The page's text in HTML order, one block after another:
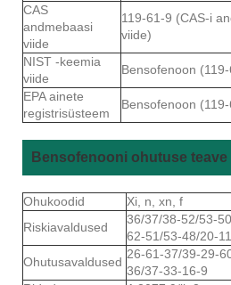
CAS
andmebaasi
viide
119-61-9 (CAS-i
viide)
NIST -keemia
viide
Bensofenoon
EPA ainete
registrisüsteem
Bensofenoon
Bensofenooni ohutuse teave
Ohukoodid
Xi, n, xn, f
Riskiavaldused
36/37/38-52/53-
62-51/53-48/20-
Ohutusavaldused
26-61-37/39-29-
36/37-33-16-9